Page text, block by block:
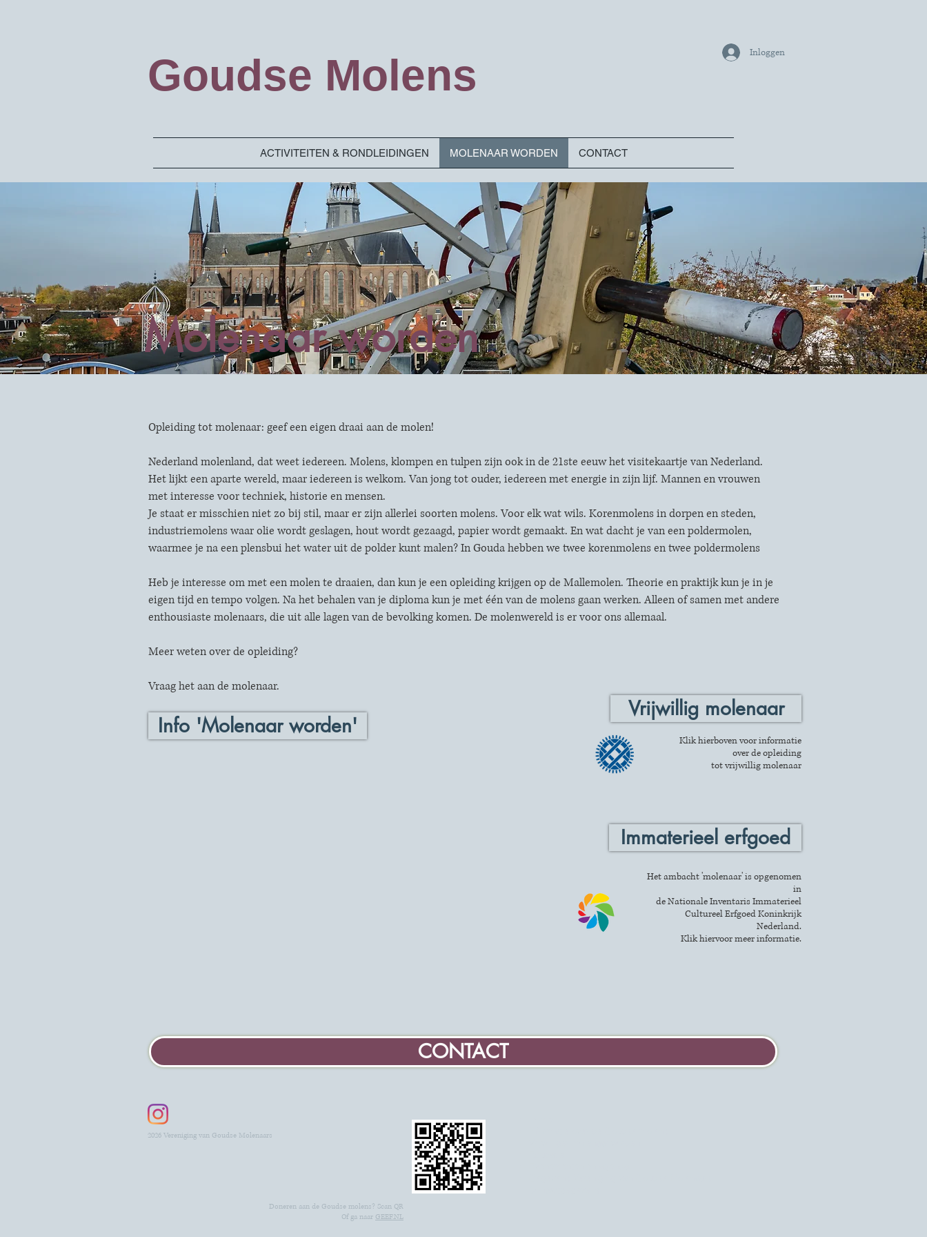
Goudse Molens Inloggen
ACTIVITEITEN & RONDLEIDINGEN MOLENAAR WORDEN CONTACT
Molenaar worden
Opleiding tot molenaar: geef een eigen draai aan de molen!
Nederland molenland, dat weet iedereen. Molens, klompen en tulpen zijn ook in de 21ste eeuw het visitekaartje van Nederland.
Het lijkt een aparte wereld, maar iedereen is welkom. Van jong tot ouder, iedereen met energie in zijn lijf. Mannen en vrouwen
met interesse voor techniek, historie en mensen.
Je staat er misschien niet zo bij stil, maar er zijn allerlei soorten molens. Voor elk wat wils. Korenmolens in dorpen en steden,
industriemolens waar olie wordt geslagen, hout wordt gezaagd, papier wordt gemaakt. En wat dacht je van een poldermolen,
waarmee je na een plensbui het water uit de polder kunt malen? In Gouda hebben we twee korenmolens en twee poldermolens
Heb je interesse om met een molen te draaien, dan kun je een opleiding krijgen op de Mallemolen. Theorie en praktijk kun je in je
eigen tijd en tempo volgen. Na het behalen van je diploma kun je met één van de molens gaan werken. Alleen of samen met andere
enthousiaste molenaars, die uit alle lagen van de bevolking komen. De molenwereld is er voor ons allemaal.
Meer weten over de opleiding?
Vraag het aan de molenaar.
Info 'Molenaar worden'
Vrijwillig molenaar
Klik hierboven voor informatie
over de opleiding
tot vrijwillig molenaar
Immaterieel erfgoed
Het ambacht 'molenaar' is opgenomen
in
de Nationale Inventaris Immaterieel
Cultureel Erfgoed Koninkrijk
Nederland.
Klikhiervoor meer informatie.
CONTACT
2026 Vereniging van Goudse Molenaars
Doneren aan de Goudse molens? Scan QR
Of ga naar GEEF.NL